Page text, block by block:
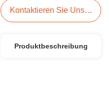
Kontaktieren Sie Uns Jetzt
Produktbeschreibung